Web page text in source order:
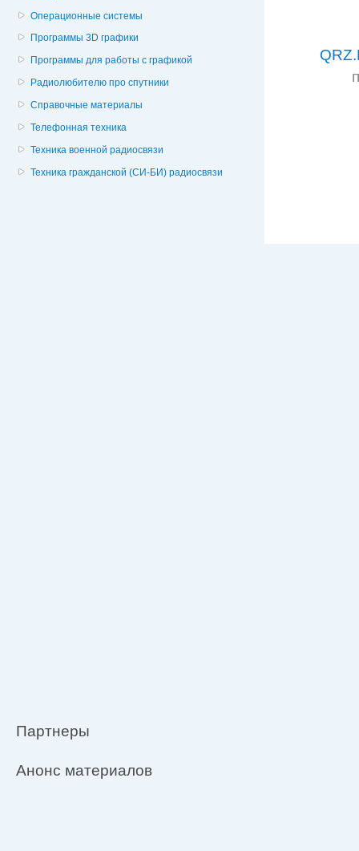
Операционные системы
Программы 3D графики
Программы для работы с графикой
Радиолюбителю про спутники
Справочные материалы
Телефонная техника
Техника военной радиосвязи
Техника гражданской (СИ-БИ) радиосвязи
Партнеры
Анонс материалов